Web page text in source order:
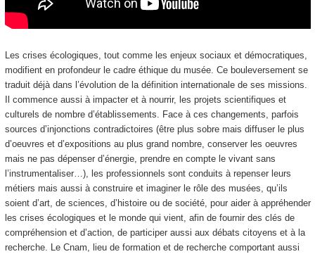
Les crises écologiques, tout comme les enjeux sociaux et démocratiques,
modifient en profondeur le cadre éthique du musée. Ce bouleversement se
traduit déjà dans l’évolution de la définition internationale de ses missions.
Il commence aussi à impacter et à nourrir, les projets scientifiques et
culturels de nombre d’établissements. Face à ces changements, parfois
sources d’injonctions contradictoires (être plus sobre mais diffuser le plus
d’oeuvres et d’expositions au plus grand nombre, conserver les oeuvres
mais ne pas dépenser d’énergie, prendre en compte le vivant sans
l’instrumentaliser…), les professionnels sont conduits à repenser leurs
métiers mais aussi à construire et imaginer le rôle des musées, qu’ils
soient d’art, de sciences, d’histoire ou de société, pour aider à appréhender
les crises écologiques et le monde qui vient, afin de fournir des clés de
compréhension et d’action, de participer aussi aux débats citoyens et à la
recherche. Le Cnam, lieu de formation et de recherche comportant aussi